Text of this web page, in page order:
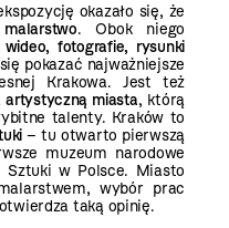
okazało się, że
malarstwo. Obok niego
wideo, fotografie, rysunki
pokazać najważniejsze
Krakowa. Jest też
artystyczną miasta, którą
talenty. Kraków to
– tu otwarto pierwszą
muzeum narodowe
w Polsce. Miasto
wybór prac
taką opinię.